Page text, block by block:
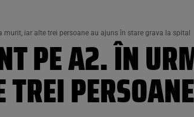
iar alte trei persoane au ajuns în stare grava la spital
PE A2. ÎN